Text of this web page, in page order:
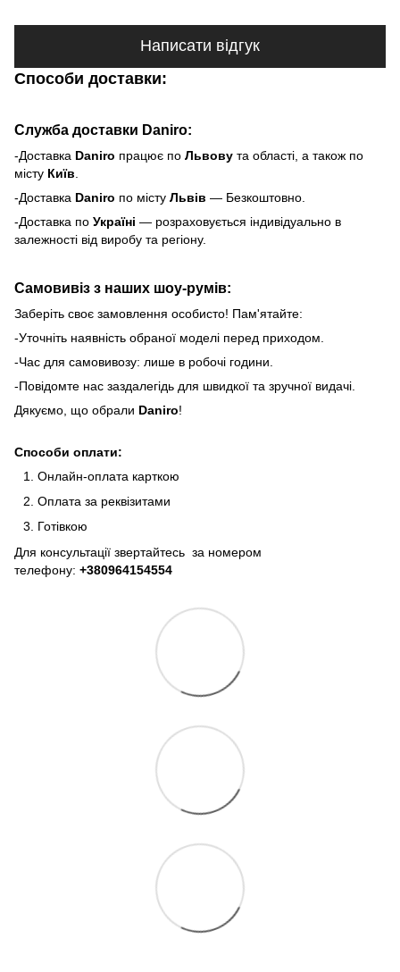
Написати відгук
Способи доставки:
Служба доставки Daniro:
-Доставка Daniro працює по Львову та області, а також по
місту Київ
-Доставка Daniro по місту Львів — Безкоштовно.
-Доставка по Україні — розраховується індивідуально в
залежності від виробу та регіону.
Самовивіз з наших шоу-румів:
Заберіть своє замовлення особисто! Пам'ятайте:
-Уточніть наявність обраної моделі перед приходом.
-Час для самовивозу: лише в робочі години.
-Повідомте нас заздалегідь для швидкої та зручної видачі.
Дякуємо, що обрали Daniro!
Способи оплати:
Онлайн-оплата карткою
Оплата за реквізитами
Готівкою
Для консультації звертайтесь за номером
телефону: +380964154554